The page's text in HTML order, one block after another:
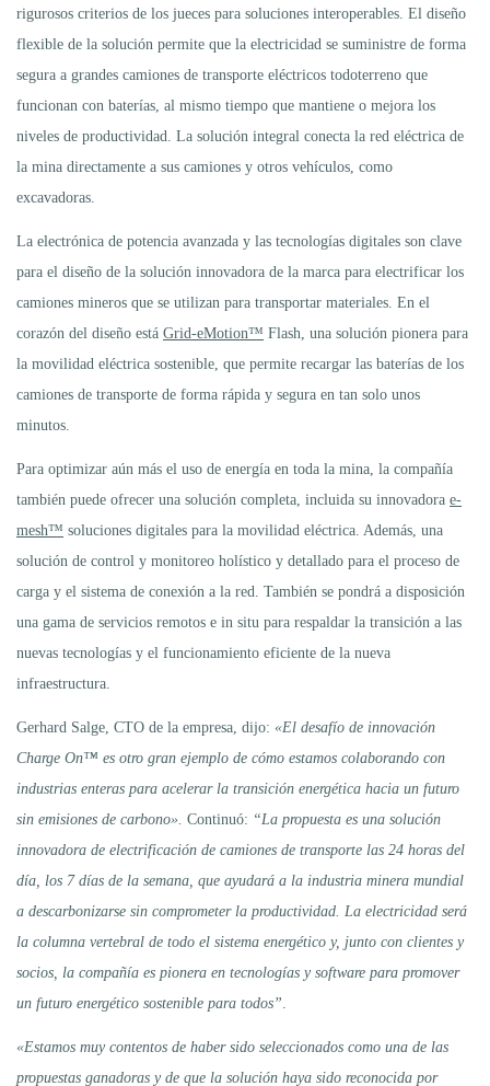
rigurosos criterios de los jueces para soluciones interoperables. El diseño
flexible de la solución permite que la electricidad se suministre de forma
segura a grandes camiones de transporte eléctricos todoterreno que
funcionan con baterías, al mismo tiempo que mantiene o mejora los
niveles de productividad. La solución integral conecta la red eléctrica de
la mina directamente a sus camiones y otros vehículos, como
excavadoras.
La electrónica de potencia avanzada y las tecnologías digitales son clave
para el diseño de la solución innovadora de la marca para electrificar los
camiones mineros que se utilizan para transportar materiales. En el
corazón del diseño está Grid-eMotion™ Flash, una solución pionera para
la movilidad eléctrica sostenible, que permite recargar las baterías de los
camiones de transporte de forma rápida y segura en tan solo unos
minutos.
Para optimizar aún más el uso de energía en toda la mina, la compañía
también puede ofrecer una solución completa, incluida su innovadora e-
mesh™ soluciones digitales para la movilidad eléctrica. Además, una
solución de control y monitoreo holístico y detallado para el proceso de
carga y el sistema de conexión a la red. También se pondrá a disposición
una gama de servicios remotos e in situ para respaldar la transición a las
nuevas tecnologías y el funcionamiento eficiente de la nueva
infraestructura.
Gerhard Salge, CTO de la empresa, dijo: «El desafío de innovación
Charge On™ es otro gran ejemplo de cómo estamos colaborando con
industrias enteras para acelerar la transición energética hacia un futuro
sin emisiones de carbono». Continuó: “La propuesta es una solución
innovadora de electrificación de camiones de transporte las 24 horas del
día, los 7 días de la semana, que ayudará a la industria minera mundial
a descarbonizarse sin comprometer la productividad. La electricidad será
la columna vertebral de todo el sistema energético y, junto con clientes y
socios, la compañía es pionera en tecnologías y software para promover
un futuro energético sostenible para todos”
«Estamos muy contentos de haber sido seleccionados como una de las
propuestas ganadoras y de que la solución haya sido reconocida por